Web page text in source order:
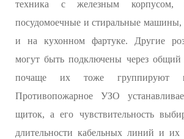
техника с железным корпусом,
посудомоечные и стиральные машины,
и на кухонном фартуке. Другие
могут быть подключены через общий
почаще их тоже группируют
Противопожарное УЗО
щиток, а его чувствительность
длительности кабельных линий и